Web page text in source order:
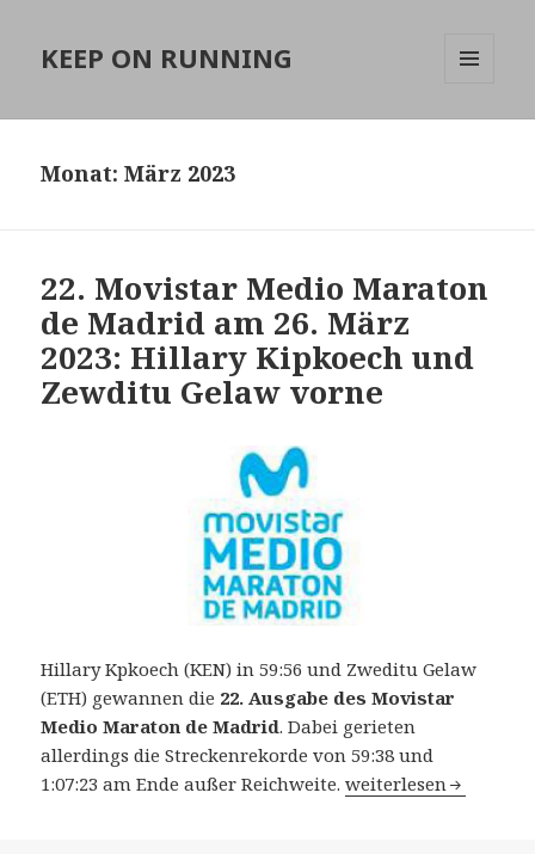
KEEP ON RUNNING
Monat:März 2023
22. Movistar Medio Maraton
de Madrid am 26. März
2023: Hillary Kipkoech und
Zewditu Gelaw vorne
Hillary Kpkoech (KEN) in 59:56 und Zweditu Gelaw
(ETH) gewannen die 22. Ausgabe des Movistar
Medio Maraton de Madrid. Dabei gerieten
allerdings die Streckenrekorde von 59:38 und
1:07:23 am Ende außer Reichweite.22. Movistar Medio
weiterlesen